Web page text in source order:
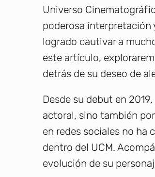
Universo
poderosa interpretación
logrado cautivar a
este artículo,
detrás de su deseo de
Desde su debut en
actoral, sino también
en redes sociales no ha
dentro del UCM.
evolución de su